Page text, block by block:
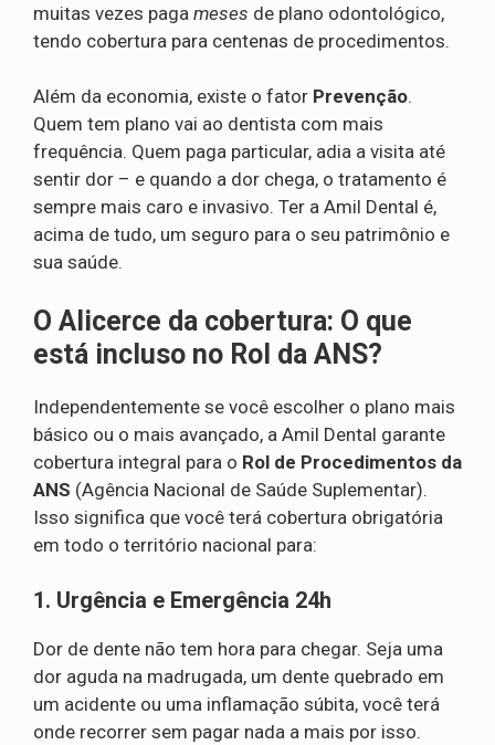
muitas vezes paga meses de plano odontológico,
tendo cobertura para centenas de procedimentos.
Além da economia, existe o fator Prevenção.
Quem tem plano vai ao dentista com mais
frequência. Quem paga particular, adia a visita até
sentir dor – e quando a dor chega, o tratamento é
sempre mais caro e invasivo. Ter a Amil Dental é,
acima de tudo, um seguro para o seu patrimônio e
sua saúde.
O Alicerce da cobertura: O que
está incluso no Rol da ANS?
Independentemente se você escolher o plano mais
básico ou o mais avançado, a Amil Dental garante
cobertura integral para o Rol de Procedimentos da
ANS (Agência Nacional de Saúde Suplementar).
Isso significa que você terá cobertura obrigatória
em todo o território nacional para:
1. Urgência e Emergência 24h
Dor de dente não tem hora para chegar. Seja uma
dor aguda na madrugada, um dente quebrado em
um acidente ou uma inflamação súbita, você terá
onde recorrer sem pagar nada a mais por isso.